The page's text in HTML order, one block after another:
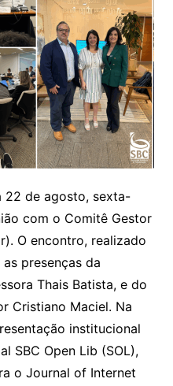
22 de agosto, sexta-
com o Comitê Gestor
O encontro, realizado
presenças da
Thais Batista, e do
Cristiano Maciel. Na
institucional
SBC Open Lib (SOL),
o Journal of Internet